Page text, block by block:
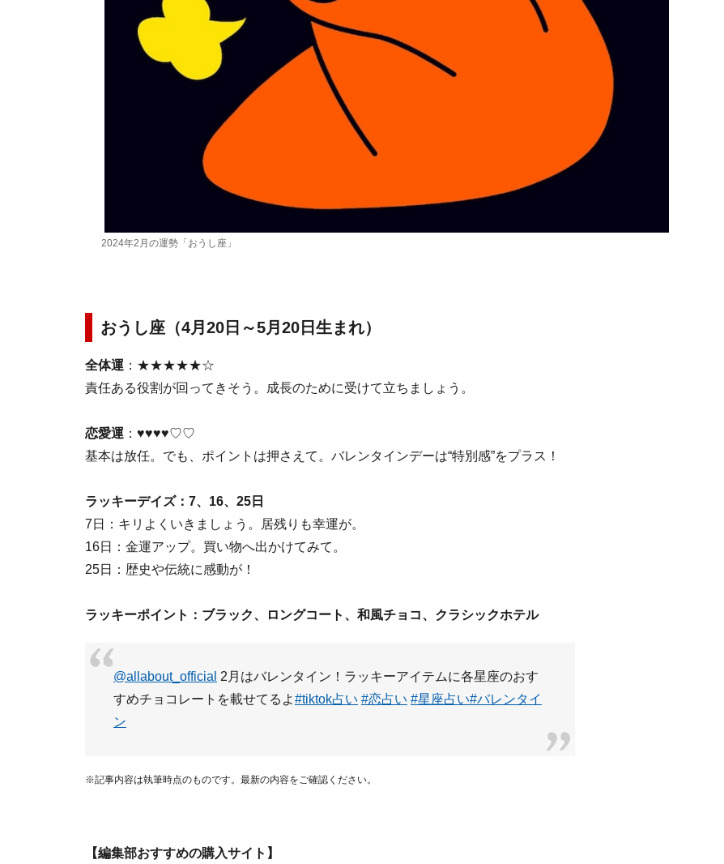
2024年2月の運勢「おうし座」
おうし座（4月20日～5月20日生まれ）
全体運 ：★★★★★☆
責任ある役割が回ってきそう。成長のために受けて立ちましょう。
恋愛運 ：♥♥♥♥♡♡
基本は放任。でも、ポイントは押さえて。バレンタインデーは“特別感”をプラス！
ラッキーデイズ：7、16、25日
7日：キリよくいきましょう。居残りも幸運が。
16日：金運アップ。買い物へ出かけてみて。
25日：歴史や伝統に感動が！
ラッキーポイント：ブラック、ロングコート、和風チョコ、クラシックホテル
@allabout_official 2月はバレンタイン！ラッキーアイテムに各星座のおす
すめチョコレートを載せてるよ#tiktok占い #恋占い #星座占い#バレンタイ
ン
※記事内容は執筆時点のものです。最新の内容をご確認ください。
【編集部おすすめの購入サイト】